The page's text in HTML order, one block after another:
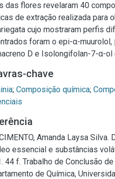
das flores revelaram 40
de extração realizada para
cujo mostraram perfis
foram o epi-α-
D e Isolongifolan-7-α-
chave
; Composição química;
Amanda Laysa
essencial e substâncias
44 f. Trabalho de Conclusão
de Química,